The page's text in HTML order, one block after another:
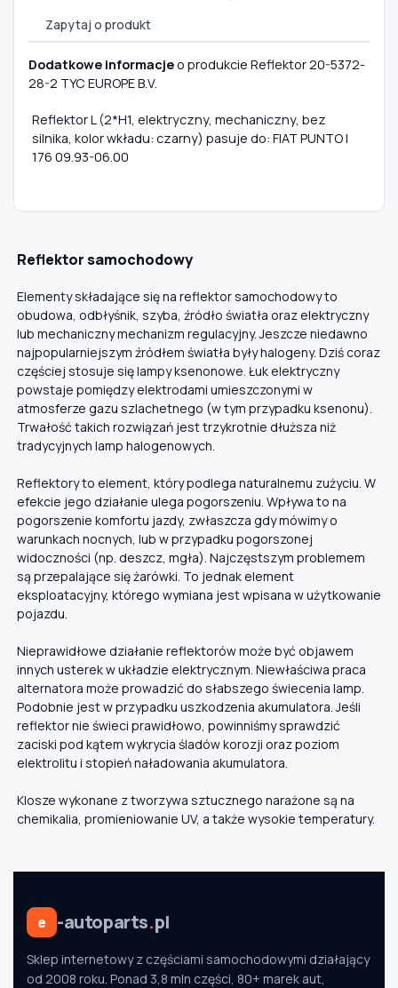
Zapytaj o produkt
Dodatkowe informacjeo produkcie Reflektor 20-5372-
28-2 TYC EUROPE B.V.
Reflektor L (2*H1, elektryczny, mechaniczny, bez
silnika, kolor wkładu: czarny) pasuje do: FIAT PUNTO I
176 09.93-06.00
Reflektor samochodowy
Elementy składające się na reflektor samochodowy to
obudowa, odbłyśnik, szyba, źródło światła oraz elektryczny
lub mechaniczny mechanizm regulacyjny. Jeszcze niedawno
najpopularniejszym źródłem światła były halogeny. Dziś coraz
częściej stosuje się lampy ksenonowe. Łuk elektryczny
powstaje pomiędzy elektrodami umieszczonymi w
atmosferze gazu szlachetnego (w tym przypadku ksenonu).
Trwałość takich rozwiązań jest trzykrotnie dłuższa niż
tradycyjnych lamp halogenowych.
Reflektory to element, który podlega naturalnemu zużyciu. W
efekcie jego działanie ulega pogorszeniu. Wpływa to na
pogorszenie komfortu jazdy, zwłaszcza gdy mówimy o
warunkach nocnych, lub w przypadku pogorszonej
widoczności (np. deszcz, mgła). Najczęstszym problemem
są przepalające się żarówki. To jednak element
eksploatacyjny, którego wymiana jest wpisana w użytkowanie
pojazdu.
Nieprawidłowe działanie reflektorów może być objawem
innych usterek w układzie elektrycznym. Niewłaściwa praca
alternatora może prowadzić do słabszego świecenia lamp.
Podobnie jest w przypadku uszkodzenia akumulatora. Jeśli
reflektor nie świeci prawidłowo, powinniśmy sprawdzić
zaciski pod kątem wykrycia śladów korozji oraz poziom
elektrolitu i stopień naładowania akumulatora.
Klosze wykonane z tworzywa sztucznego narażone są na
chemikalia, promieniowanie UV, a także wysokie temperatury.
e -autoparts.pl
Sklep internetowy z częściami samochodowymi działający
od 2008 roku. Ponad 3,8 mln części, 80+ marek aut,